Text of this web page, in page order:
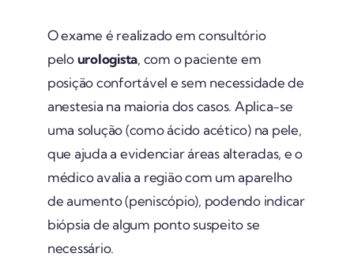
O exame é realizado em consultório
pelourologista, com o paciente em
posição confortável e sem necessidade de
anestesia na maioria dos casos. Aplica-se
uma solução (como ácido acético) na pele,
que ajuda a evidenciar áreas alteradas, e o
médico avalia a região com um aparelho
de aumento (peniscópio), podendo indicar
biópsia de algum ponto suspeito se
necessário.